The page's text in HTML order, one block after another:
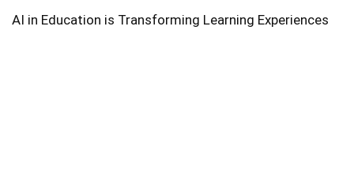
AI in Education is Transforming Learning Experiences